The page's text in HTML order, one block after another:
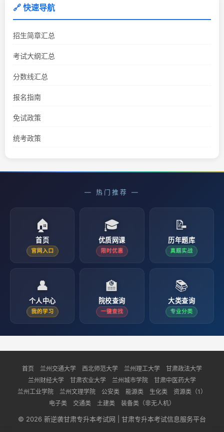
🔗 快速导航
招生简章汇总
考试大纲汇总
分数线汇总
报名指南
免试政策
统考政策
— 热门推荐 —
🏠
首页
官网入口
🎓
优质网课
限时优惠
📝
历年题库
真题实战
👤
个人中心
我的学习
🏫
院校查询
一键查找
📚
大类查询
专业分类
首页 兰州交通大学 西北师范大学 兰州理工大学
甘肃政法大学
兰州财经大学
甘肃农业大学 兰州城市学院
甘肃中医药大学
兰州工业学院
兰州文理学院 公安类 能源类 生化类
资源类（1）
电子类
交通类 土建类 装备类（非无人机）
© 2026 新逆袭甘肃专升本考试网 | 甘肃专升本考试信息服务平台